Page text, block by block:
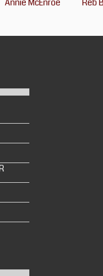
Annie McEnroe Reb